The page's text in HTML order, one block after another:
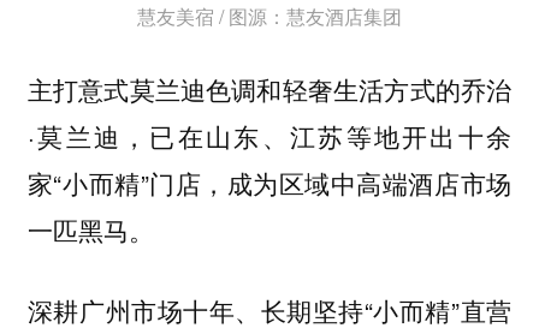
慧友美宿 / 图源：慧友酒店集团
主打意式莫兰迪色调和轻奢生活方式的乔治
·莫兰迪，已在山东、江苏等地开出十余
家“小而精”门店，成为区域中高端酒店市场
一匹黑马。
深耕广州市场十年、长期坚持“小而精”直营